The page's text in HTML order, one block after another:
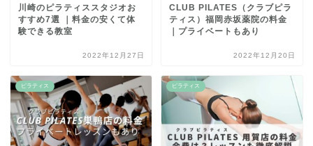
川崎のピラティススタジオお
すすめ7選 ｜料金の安くて体
験できる教室
2022年12月27日
CLUB PILATES（クラブピラ
ティス）福岡赤坂薬院の料金
｜プライベートもあり
2022年12月20日
ピラティス ピラティス